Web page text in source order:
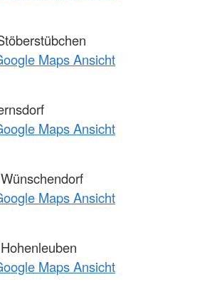
Maps Ansicht
Maps Ansicht
Maps Ansicht
Maps Ansicht